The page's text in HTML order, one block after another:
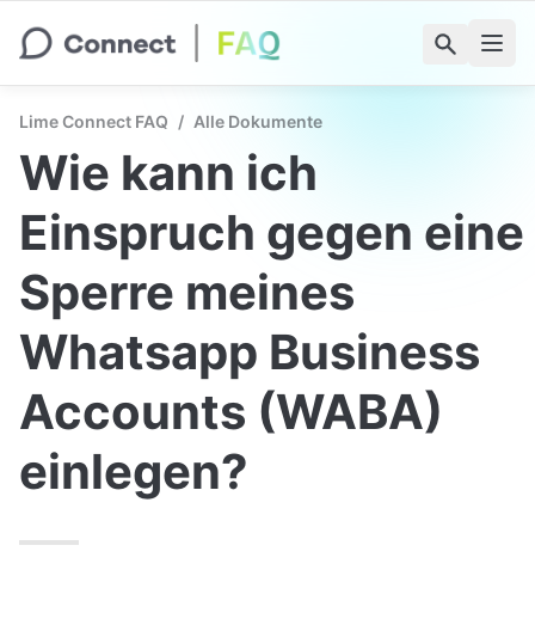
Lime Connect FAQ / Alle Dokumente
Wie kann ich
Einspruch gegen eine
Sperre meines
Whatsapp Business
Accounts (WABA)
einlegen?